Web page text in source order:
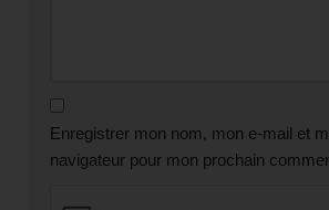
Enregistrer mon nom, mon e-mail et
navigateur pour mon prochain